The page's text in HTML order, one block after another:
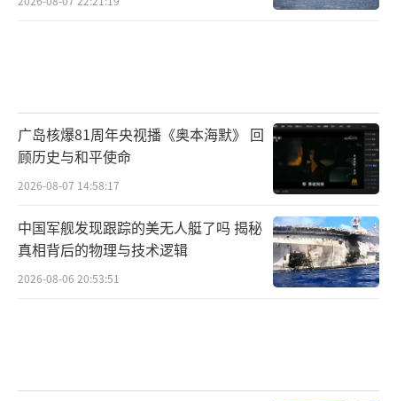
广岛核爆81周年央视播《奥本海默》 回
顾历史与和平使命
2026-08-07 14:58:17
中国军舰发现跟踪的美无人艇了吗 揭秘
真相背后的物理与技术逻辑
2026-08-06 20:53:51